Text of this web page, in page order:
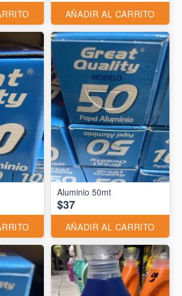
AÑADIR AL CARRITO
Aluminio 50mt
$37
AÑADIR AL CARRITO